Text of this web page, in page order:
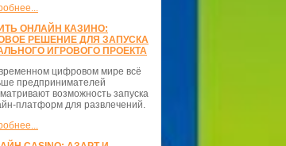
ОНЛАЙН КАЗИНО:
РЕШЕНИЕ ДЛЯ ЗАПУСКА
ИГРОВОГО ПРОЕКТА
цифровом мире всё
предпринимателей
возможность запуска
платформ для развлечений.